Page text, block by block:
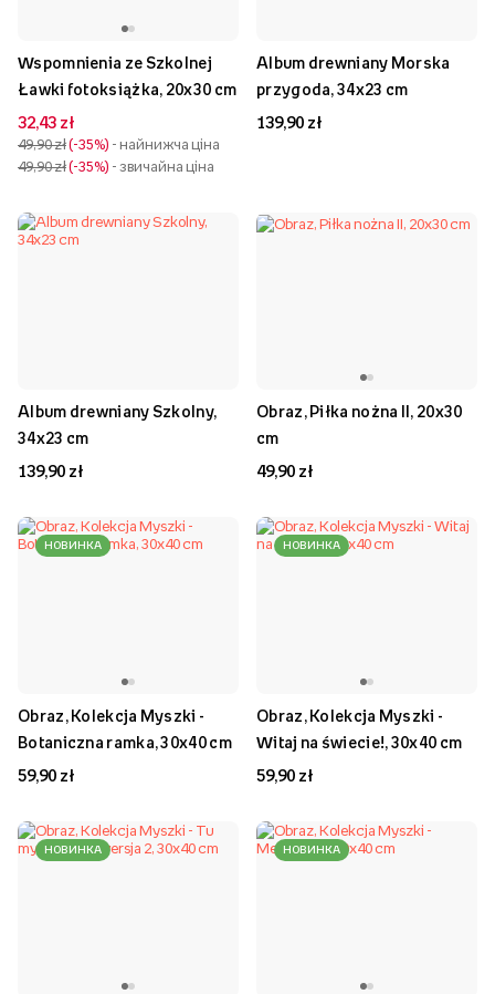
Wspomnienia ze Szkolnej
Ławki fotoksiążka, 20x30 cm
32,43 zł
49,90 zł -35% - найнижча ціна
49,90 zł -35% - звичайна ціна
Album drewniany Morska
przygoda, 34x23 cm
139,90 zł
Album drewniany Szkolny,
34x23 cm
139,90 zł
Obraz, Piłka nożna II, 20x30
cm
49,90 zł
НОВИНКА
Obraz, Kolekcja Myszki -
Botaniczna ramka, 30x40 cm
59,90 zł
НОВИНКА
Obraz, Kolekcja Myszki -
Witaj na świecie!, 30x40 cm
59,90 zł
НОВИНКА НОВИНКА